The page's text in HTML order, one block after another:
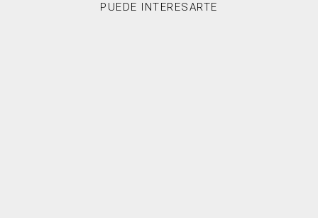
PUEDE INTERESARTE